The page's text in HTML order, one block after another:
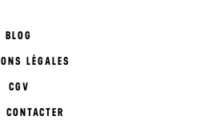
BLOG
LÉGALES
CGV
CONTACTER